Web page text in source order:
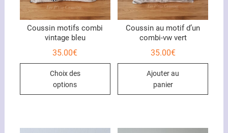
Coussin motifs combi
vintage bleu
35.00€
Choix des
options
Ce
Les
Coussin au motif d’un
combi-vw vert
35.00€
Ajouter au
panier